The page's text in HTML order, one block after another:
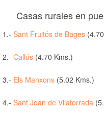
Casas rurales en
1.- Sant Fruitós de Bages
2.- Callús (4.70 Kms.)
3.- Els Manxons (5.02 Kms.)
4.- Sant Joan de Vilatorrada